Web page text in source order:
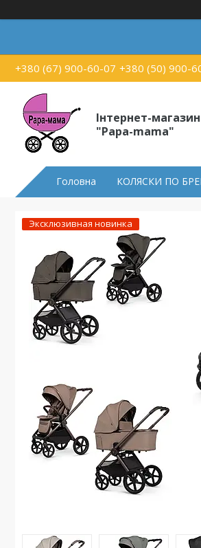
+380 (67) 900-60-07 +380 (50) 900-
Інтернет-
"Papa-mama"
Головна КОЛЯСКИ ПО
Эксклюзивная новинка